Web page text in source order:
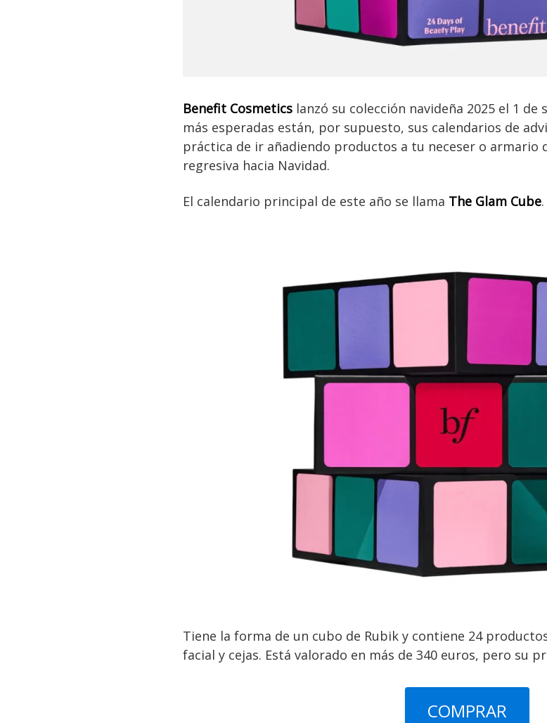
Benefit Cosmetics lanzó su colección navideña 2025 el 1
más esperadas están, por supuesto, sus calendarios de
práctica de ir añadiendo productos a tu neceser o armario
regresiva hacia Navidad.
El calendario principal de este año se llama The Glam Cube.
Tiene la forma de un cubo de Rubik y contiene 24
facial y cejas. Está valorado en más de 340 euros, pero su
COMPRAR